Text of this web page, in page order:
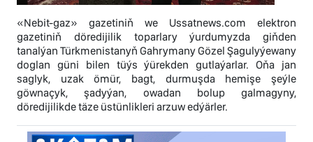
«Nebit-gaz» gazetiniň we Ussatnews.com elektron
gazetiniň döredijilik toparlary ýurdumyzda giňden
tanalýan Türkmenistanyň Gahrymany Gözel Şagulyýewany
doglan güni bilen tüýs ýürekden gutlaýarlar. Oňa jan
saglyk, uzak ömür, bagt, durmuşda hemişe şeýle
göwnaçyk, şadyýan, owadan bolup galmagyny,
döredijilikde täze üstünlikleri arzuw edýärler.